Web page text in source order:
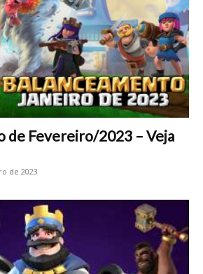
de Fevereiro/2023 – Veja
de 2023